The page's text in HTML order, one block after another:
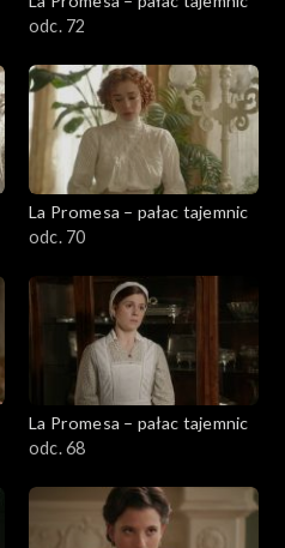
odc. 72
La Promesa – pałac tajemnic
odc. 70
La Promesa – pałac tajemnic
odc. 68